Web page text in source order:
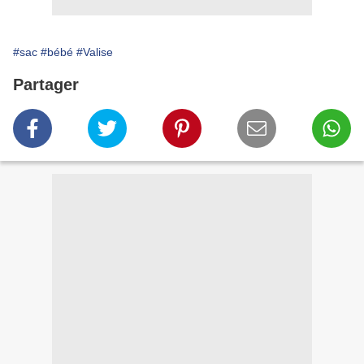
#sac #bébé #Valise
Partager